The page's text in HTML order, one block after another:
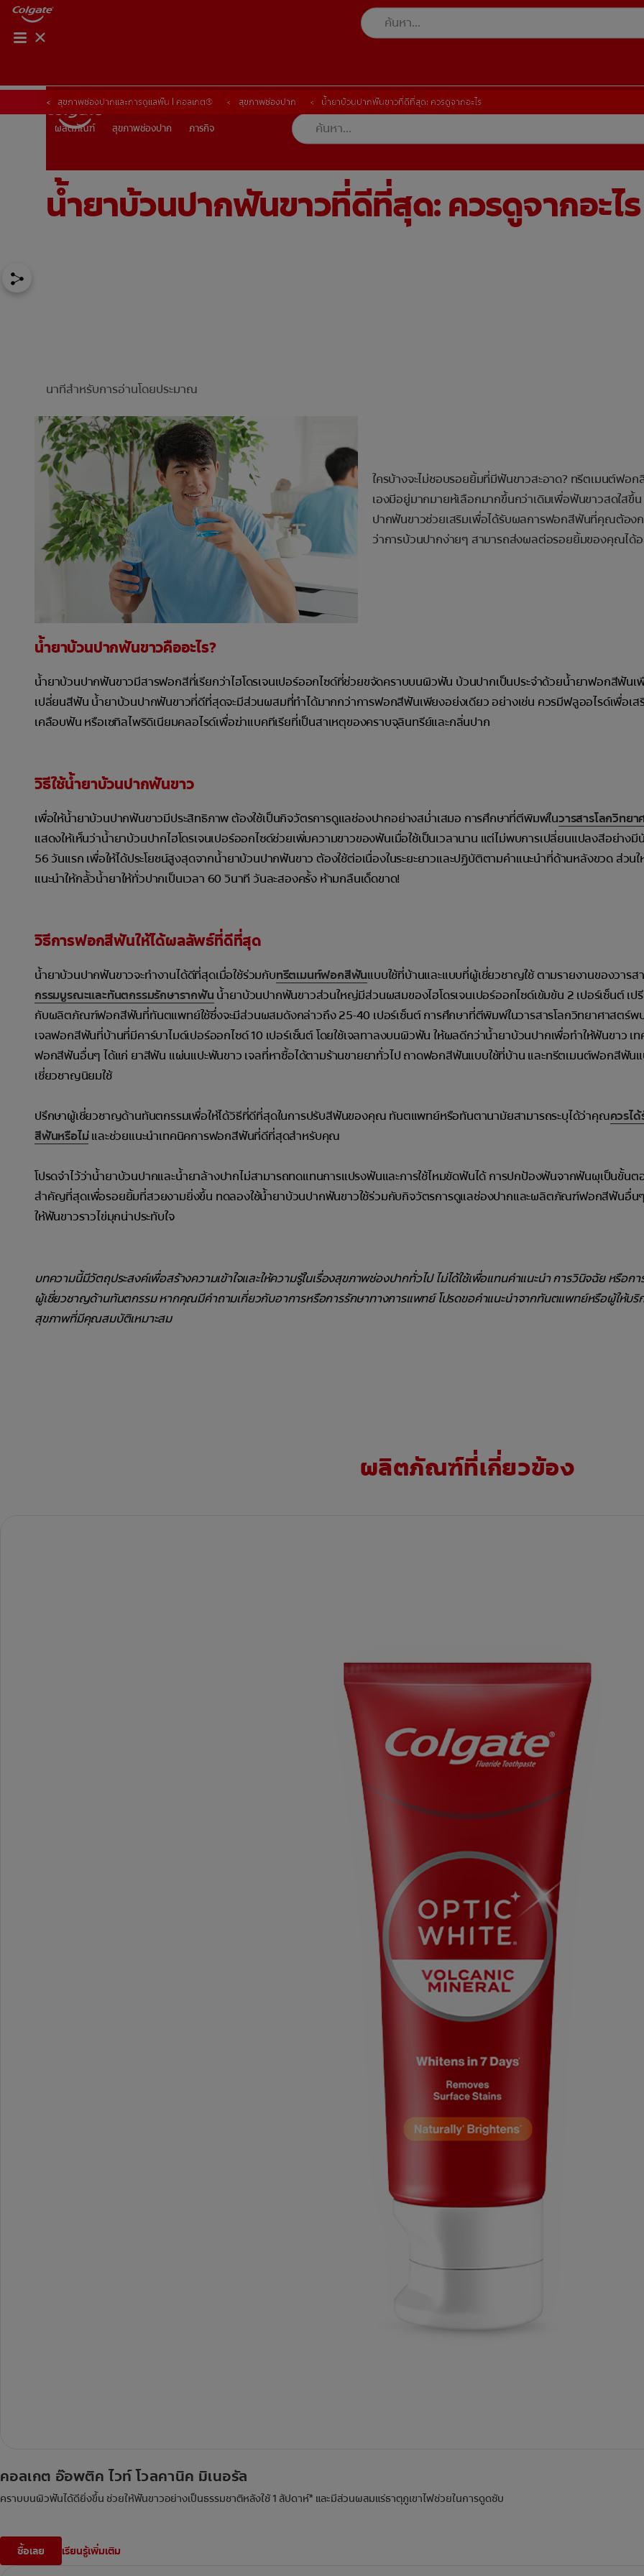
ผลิตภัณฑ์ สุขภาพช่องปาก
TH (TH) ลงทะเบียน
ผลิตภัณฑ์ สุขภาพช่องปาก ภารกิจ
การจับคู่ผลิตภัณฑ์
สุขภาพช่องปากและการดูแลฟัน | คอลเกต® สุขภาพช่องปาก น้ำยาบ้วนปากฟันขาวที่ดีที่สุด: ควรดูจากอะไร
น้ำยาบ้วนปากฟันขาวที่ดีที่สุด: ควรดูจากอะไร
นาทีสำหรับการอ่านโดยประมาณ
ใครบ้างจะไม่ชอบรอยยิ้มที่มีฟันขาวสะอาด? ทรีตเมนต์ฟอ
เองมีอยู่มากมายห้เลือกมากขึ้นกว่าเดิมเพื่อฟันขาวสดใสขึ้
ปากฟันขาวช่วยเสริมเพื่อได้รับผลการฟอกสีฟันที่คุณต้อง
ว่าการบ้วนปากง่ายๆ สามารถส่งผลต่อรอยยิ้มของคุณได้อ
น้ำยาบ้วนปากฟันขาวคืออะไร?
น้ำยาบ้วนปากฟันขาวมีสารฟอกสีที่เรียกว่าไฮโดรเจนเปอร์ออกไซด์ที่ช่วยขจัดคราบบนผิวฟัน บ้วนปากเป็นประจำด้วยน้ำยาฟอกสีฟัน
เปลี่ยนสีฟัน น้ำยาบ้วนปากฟันขาวที่ดีที่สุดจะมีส่วนผสมที่่ทำได้มากกว่าการฟอกสีฟันเพียงอย่งเดียว อย่างเช่น ควรมีฟลูออไรด์เพื่อเส
เคลือบฟัน หรือเซทิลไพริดิเนียมคลอไรด์เพื่อฆ่าแบคทีเรียที่เป็นสาเหตุของคราบจุลินทรีย์และกลิ่นปาก
วิธีใช้น้ำยาบ้วนปากฟันขาว
เพื่อให้น้ำยาบ้วนปากฟันขาวมีประสิทธิภาพ ต้องใช้เป็นกิจวัตรการดูแลช่องปากอย่างสม่ำเสมอ การศึกษาที่ตีพิมพ์ในวารสารโลกวิทยา
แสดงให้เห็นว่าน้ำยาบ้วนปากไฮโดรเจนเปอร์ออกไซด์ช่วยเพิ่มความขาวของฟันเมื่อใช้เป็นเวลานาน แต่ไม่พบการเปลี่ยนแปลงสีอย่าง
56 วันแรก เพื่อให้ได้ประโยชน์สูงสุดจากน้ำยาบ้วนปากฟันขาว ต้องใช้ต่อเนื่องในระยะยาวและปฏิบัติตามคำแนะนำที่ด้านหลังขวด ส่วน
แนะนำให้กลั้วน้ำยาให้ทั่วปากเป็นเวลา 60 วินาที วันละสองครั้ง ห้ามกลืนเด็ดขาด!
วิธีการฟอกสีฟันให้ได้ผลลัพธ์ที่ดีที่สุด
น้ำยาบ้วนปากฟันขาวจะทำงานได้ดีที่สุดเมื่อใช้ร่วมกับทรีตเมนท์ฟอกสีฟันแบบใช้ที่บ้านและแบบที่ผู้เชี่ยวชาญใช้ ตามรายงานของวารส
กรรมบูรณะและทันตกรรมรักษารากฟัน น้ำยาบ้วนปากฟันขาวส่วนใหญ่มีส่วนผสมของไฮโดรเจนเปอร์ออกไซด์เข้มข้น 2 เปอร์เซ็นต์ เป
กับผลิตภัณฑ์ฟอกสีฟันที่ทันตแพทย์ใช้ซึ่งจะมีส่วนผสมดังกล่าวถึง 25-40 เปอร์เซ็นต์ การศึกษาที่ตีพิมพ์ในวารสารโลกวิทยาศาสตร์พ
เจลฟอกสีฟันที่บ้านที่มีคาร์บาไมด์เปอร์ออกไซด์ 10 เปอร์เซ็นต์ โดยใช้เจลทาลงบนผิวฟัน ให้ผลดีกว่าน้ำยาบ้วนปากเพื่อทำให้ฟันขาว เ
ฟอกสีฟันอื่นๆ ได้แก่ ยาสีฟัน แผ่นแปะฟันขาว เจลที่หาซื้อได้ตามร้านขายยาทั่วไป ถาดฟอกสีฟันแบบใช้ที่บ้าน และทรีตเมนต์ฟอกสีฟัน
เชี่ยวชาญนิยมใช้
ปรึกษาผู้เชี่ยวชาญด้านทันตกรรมเพื่อให้ได้วิธีที่ดีที่สุดในการปรับสีฟันของคุณ ทันตแพทย์หรือทันตานามัยสามารถระบุได้ว่าคุณควรไ
สีฟันหรือไม่และช่วยแนะนำเทคนิคการฟอกสีฟันที่ดีที่สุดสำหรับคุณ
โปรดจำไว้ว่าน้ำยาบ้วนปากและน้ำยาล้างปากไม่สามารถทดแทนการแปรงฟันและการใช้ไหมขัดฟันได้ การปกป้องฟันจากฟันผุเป็นขั้นต
สำคัญที่สุดเพื่อรอยยิ้มที่สวยงามยิ่งขึ้น ทดลองใช้น้ำยาบ้วนปากฟันขาวใช้ร่วมกับกิจวัตรการดูแลช่องปากและผลิตภัณฑ์ฟอกสีฟันอื่น
ให้ฟันขาวราวไข่มุกน่าประทับใจ
บทความนี้มีวัตถุประสงค์เพื่อสร้างความเข้าใจและให้ความรู้ในเรื่องสุขภาพช่องปากทั่วไป ไม่ได้ใช้เพื่อแทนคำแนะนำ การวินิจฉัย หรือกา
ผู้เชี่ยวชาญด้านทันตกรรม หากคุณมีคำถามเกี่ยวกับอาการหรือการรักษาทางการแพทย์ โปรดขอคำแนะนำจากทันตแพทย์หรือผู้ให้บริ
สุขภาพที่มีคุณสมบัติเหมาะสม
ผลิตภัณฑ์ที่เกี่ยวข้อง
คอลเกต อ๊อพติค ไวท์ โวลคานิค มิเนอรัล
คราบบนผิวฟันได้ดียิ่งขึ้น ช่วยให้ฟันขาวอย่างเป็นธรรมชาติหลังใช้ 1 สัปดาห์* และมีส่วนผสมแร่ธาตุภูเขาไฟช่วยในการดูดซับ
ซื้อเลย เรียนรู้เพิ่มเติม